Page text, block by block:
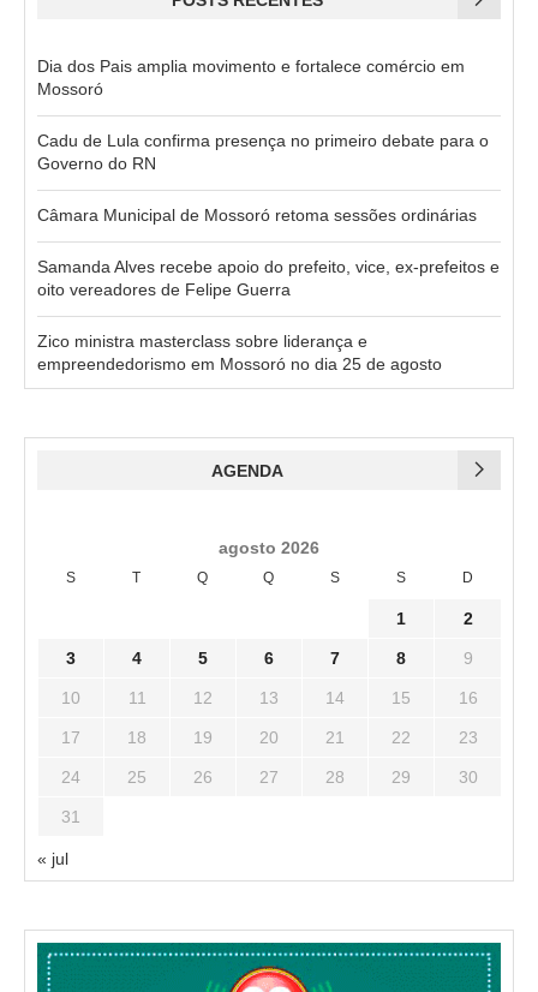
Dia dos Pais amplia movimento e fortalece comércio em
Mossoró
Cadu de Lula confirma presença no primeiro debate para o
Governo do RN
Câmara Municipal de Mossoró retoma sessões ordinárias
Samanda Alves recebe apoio do prefeito, vice, ex-prefeitos e
oito vereadores de Felipe Guerra
Zico ministra masterclass sobre liderança e
empreendedorismo em Mossoró no dia 25 de agosto
AGENDA
agosto 2026
S T Q Q S S D
1 2
3 4 5 6 7 8 9
10 11 12 13 14 15 16
17 18 19 20 21 22 23
24 25 26 27 28 29 30
31
« jul